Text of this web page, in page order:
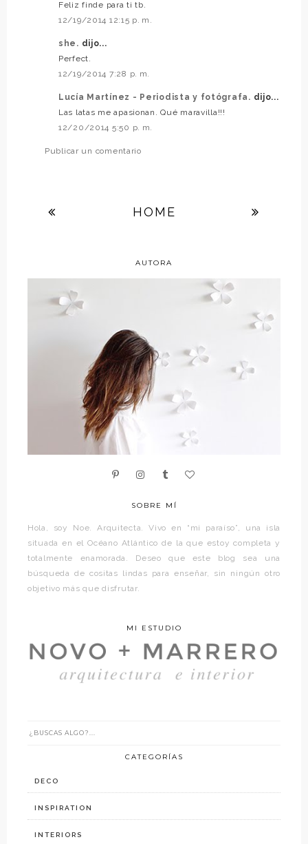
Feliz finde para ti tb.
12/19/2014 12:15 p. m.
she. dijo...
Perfect.
12/19/2014 7:28 p. m.
Lucía Martínez - Periodista y fotógrafa. dijo...
Las latas me apasionan. Qué maravilla!!!
12/20/2014 5:50 p. m.
Publicar un comentario
HOME
AUTORA
SOBRE MÍ
Hola, soy Noe. Arquitecta. Vivo en “mi paraíso”, una isla
situada en el Océano Atlántico de la que estoy completa y
totalmente enamorada. Deseo que este blog sea una
búsqueda de cositas lindas para enseñar, sin ningún otro
objetivo más que disfrutar.
MI ESTUDIO
CATEGORÍAS
DECO
INSPIRATION
INTERIORS